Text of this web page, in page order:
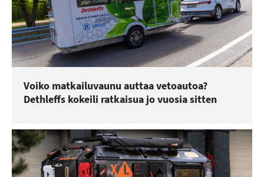
Voiko matkailuvaunu auttaa vetoautoa?
Dethleffs kokeili ratkaisua jo vuosia sitten